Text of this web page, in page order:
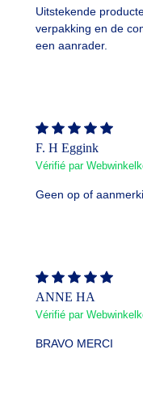
Uitstekende
verpakking en de
een aanrader.
F. H Eggink
Vérifié par
Geen op of
ANNE HA
Vérifié par
BRAVO MERCI